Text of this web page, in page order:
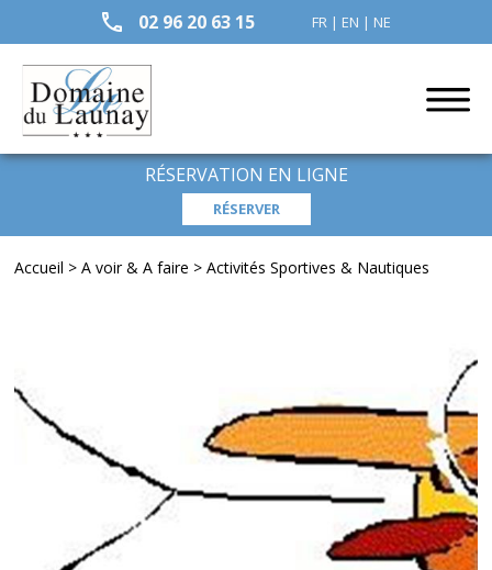
02 96 20 63 15 FR | EN | NE
RÉSERVATION EN LIGNE
Accueil >A voir & A faire >Activités Sportives & Nautiques